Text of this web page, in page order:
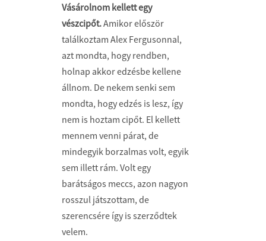
Vásárolnom kellett egy
vészcipőt.Amikor először
találkoztam Alex Fergusonnal,
azt mondta, hogy rendben,
holnap akkor edzésbe kellene
állnom. De nekem senki sem
mondta, hogy edzés is lesz, így
nem is hoztam cipőt. El kellett
mennem venni párat, de
mindegyik borzalmas volt, egyik
sem illett rám. Volt egy
barátságos meccs, azon nagyon
rosszul játszottam, de
szerencsére így is szerződtek
velem.